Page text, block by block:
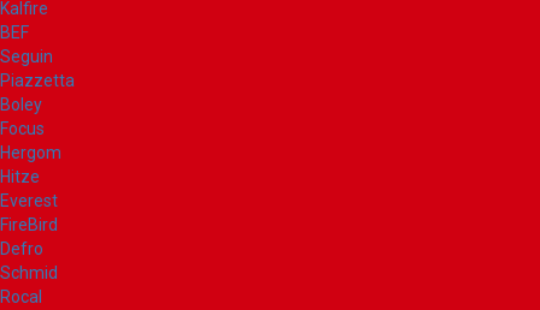
Kalfire
BEF
Seguin
Piazzetta
Boley
Focus
Hergom
Hitze
Everest
FireBird
Defro
Schmid
Rocal